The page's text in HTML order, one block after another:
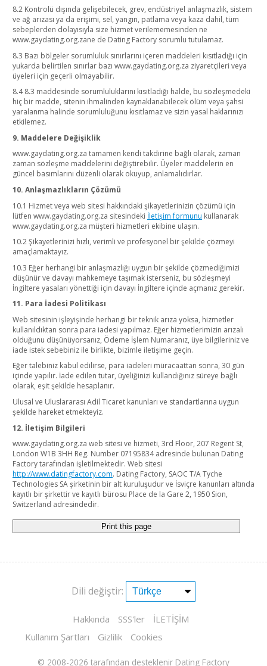
8.2 Kontrolü dışında gelişebilecek, grev, endüstriyel anlaşmazlık, sistem
ve ağ arızası ya da erişimi, sel, yangın, patlama veya kaza dahil, tüm
sebeplerden dolayısıyla size hizmet verilememesinden ne
www.gaydating.org.zane de Dating Factory sorumlu tutulamaz.
8.3 Bazı bölgeler sorumluluk sınırlarını içeren maddeleri kısıtladığı için
yukarda belirtilen sınırlar bazı www.gaydating.org.za ziyaretçileri veya
üyeleri için geçerli olmayabilir.
8.4 8.3 maddesinde sorumluluklarını kısıtladığı halde, bu sözleşmedeki
hiç bir madde, sitenin ihmalinden kaynaklanabilecek ölüm veya şahsi
yaralanma halinde sorumluluğunu kısıtlamaz ve sizin yasal haklarınızı
etkilemez.
9. Maddelere Değişiklik
www.gaydating.org.za tamamen kendi takdirine bağlı olarak, zaman
zaman sözleşme maddelerini değiştirebilir. Üyeler maddelerin en
güncel basımlarını düzenli olarak okuyup, anlamalıdırlar.
10. Anlaşmazlıkların Çözümü
10.1 Hizmet veya web sitesi hakkındaki şikayetlerinizin çözümü için
lütfen www.gaydating.org.za sitesindeki İletişim formunu kullanarak
www.gaydating.org.za müşteri hizmetleri ekibine ulaşın.
10.2 Şikayetlerinizi hızlı, verimli ve profesyonel bir şekilde çözmeyi
amaçlamaktayız.
10.3 Eğer herhangi bir anlaşmazlığı uygun bir şekilde çözmediğimizi
düşünür ve davayı mahkemeye taşımak isterseniz, bu sözleşmeyi
İngiltere yasaları yönettiği için davayı İngiltere içinde açmanız gerekir.
11. Para İadesi Politikası
Web sitesinin işleyişinde herhangi bir teknik arıza yoksa, hizmetler
kullanıldıktan sonra para iadesi yapılmaz. Eğer hizmetlerimizin arızalı
olduğunu düşünüyorsanız, Ödeme İşlem Numaranız, üye bilgileriniz ve
iade istek sebebiniz ile birlikte, bizimle iletişime geçin.
Eğer talebiniz kabul edilirse, para iadeleri müracaattan sonra, 30 gün
içinde yapılır. İade edilen tutar, üyeliğinizi kullandığınız süreye bağlı
olarak, eşit şekilde hesaplanır.
Ulusal ve Uluslararası Adil Ticaret kanunları ve standartlarına uygun
şekilde hareket etmekteyiz.
12. İletişim Bilgileri
www.gaydating.org.za web sitesi ve hizmeti, 3rd Floor, 207 Regent St,
London W1B 3HH Reg. Number 07195834 adresinde bulunan Dating
Factory tarafından işletilmektedir. Web sitesi
http://www.datingfactory.com. Dating Factory, SAOC T/A Tyche
Technologies SA şirketinin bir alt kuruluşudur ve İsviçre kanunları altında
kayıtlı bir şirkettir ve kayıtlı bürosu Place de la Gare 2, 1950 Sion,
Switzerland adresindedir.
Print this page
Dili değiştir:
Hakkında SSS'ler
İLETİŞİM
Kullanım Şartları
Gizlilik Cookies
© 2008-2026 tarafından desteklenir Dating Factory